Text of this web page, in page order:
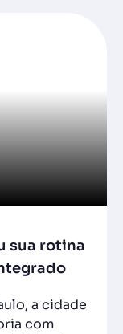
sua rotina
a cidade
com